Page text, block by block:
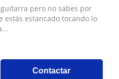
pero no sabes por
estás estancado tocando lo
Contactar